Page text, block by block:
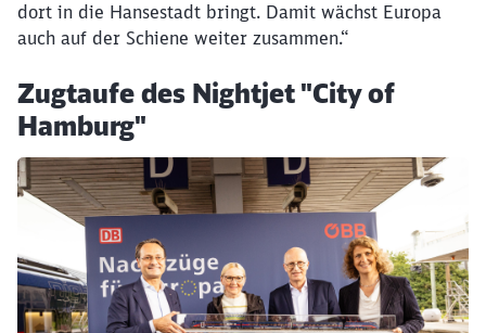
dort in die Hansestadt bringt. Damit wächst Europa
auch auf der Schiene weiter zusammen.“
Zugtaufe des Nightjet "City of
Hamburg"
Klicken, um den folgenden Slider zu überspringen